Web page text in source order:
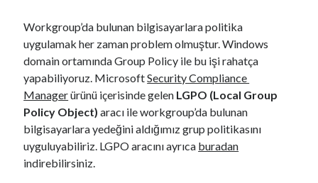
Workgroup’da bulunan bilgisayarlara politika
uygulamak her zaman problem olmuştur. Windows
domain ortamında Group Policy ile bu işi rahatça
yapabiliyoruz. MicrosoftSecurity Compliance
Managerürünü içerisinde gelen LGPO (Local Group
Policy Object) aracı ile workgroup’da bulunan
bilgisayarlara yedeğini aldığımız grup politikasını
uyguluyabiliriz. LGPO aracını ayrıca buradan
indirebilirsiniz.